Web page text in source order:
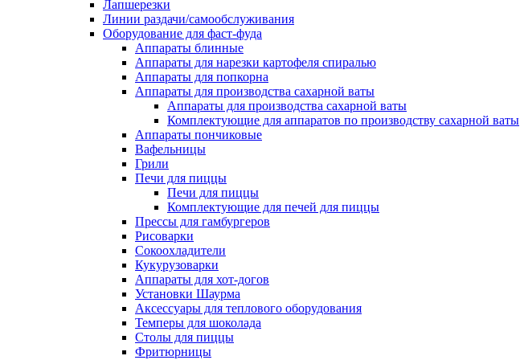
Лапшерезки
Линии раздачи/самообслуживания
Оборудование для фаст-фуда
Аппараты блинные
Аппараты для нарезки картофеля спиралью
Аппараты для попкорна
Аппараты для производства сахарной ваты
Аппараты для производства сахарной ваты
Комплектующие для аппаратов по производству сахарной ваты
Аппараты пончиковые
Вафельницы
Грили
Печи для пиццы
Печи для пиццы
Комплектующие для печей для пиццы
Прессы для гамбургеров
Рисоварки
Сокоохладители
Кукурузоварки
Аппараты для хот-догов
Установки Шаурма
Аксессуары для теплового оборудования
Темперы для шоколада
Столы для пиццы
Фритюрницы